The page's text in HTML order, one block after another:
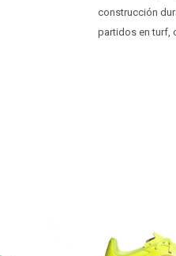
construcción
partidos en turf,